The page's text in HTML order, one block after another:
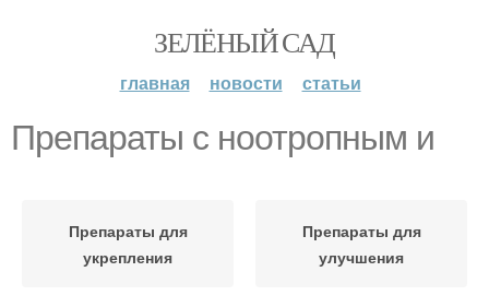
ЗЕЛЁНЫЙ САД
главная новости статьи
Препараты с ноотропным и
Препараты для
укрепления
Препараты для
улучшения